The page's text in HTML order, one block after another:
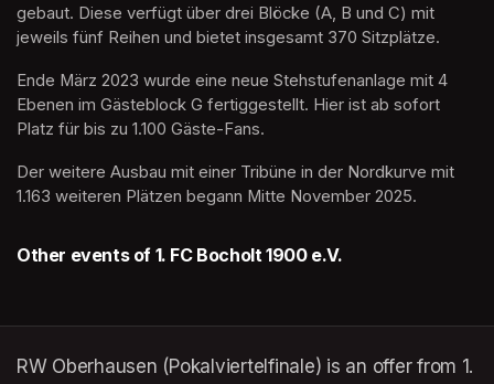
gebaut. Diese verfügt über drei Blöcke (A, B und C) mit
jeweils fünf Reihen und bietet insgesamt 370 Sitzplätze.
Ende März 2023 wurde eine neue Stehstufenanlage mit 4
Ebenen im Gästeblock G fertiggestellt. Hier ist ab sofort
Platz für bis zu 1.100 Gäste-Fans.
Der weitere Ausbau mit einer Tribüne in der Nordkurve mit
1.163 weiteren Plätzen begann Mitte November 2025.
Other events of 1. FC Bocholt 1900 e.V.
RW Oberhausen (Pokalviertelfinale) is an offer from 1.